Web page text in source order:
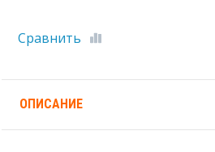
Сравнить
ОПИСАНИЕ